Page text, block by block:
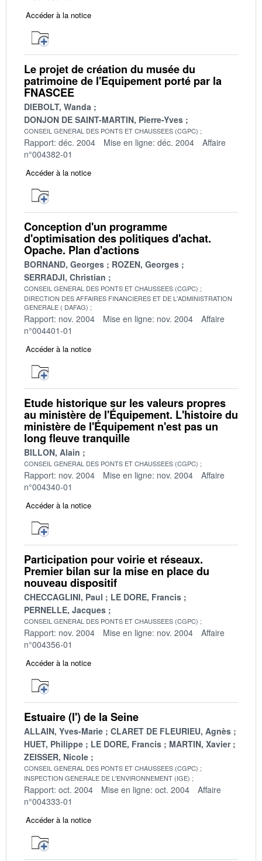
Accéder à la notice
Le projet de création du musée du
patrimoine de l'Equipement porté par la
FNASCEE
DIEBOLT, Wanda
DONJON DE SAINT-MARTIN, Pierre-Yves
CONSEIL GENERAL DES PONTS ET CHAUSSEES (CGPC)
Rapport: déc. 2004 Mise en ligne: déc. 2004
Affaire
n°004382-01
Accéder à la notice
Conception d'un programme
d'optimisation des politiques d'achat.
Opache. Plan d'actions
BORNAND, Georges
ROZEN, Georges
SERRADJI, Christian
CONSEIL GENERAL DES PONTS ET CHAUSSEES (CGPC)
DIRECTION DES AFFAIRES FINANCIERES ET DE L'ADMINISTRATION
GENERALE ( DAFAG)
Rapport: nov. 2004 Mise en ligne: nov. 2004
Affaire
n°004401-01
Accéder à la notice
Etude historique sur les valeurs propres
au ministère de l'Équipement. L'histoire du
ministère de l'Équipement n'est pas un
long fleuve tranquille
BILLON, Alain
CONSEIL GENERAL DES PONTS ET CHAUSSEES (CGPC)
Rapport: nov. 2004 Mise en ligne: nov. 2004
Affaire
n°004340-01
Accéder à la notice
Participation pour voirie et réseaux.
Premier bilan sur la mise en place du
nouveau dispositif
CHECCAGLINI, Paul
LE DORE, Francis
PERNELLE, Jacques
CONSEIL GENERAL DES PONTS ET CHAUSSEES (CGPC)
Rapport: nov. 2004 Mise en ligne: nov. 2004
Affaire
n°004356-01
Accéder à la notice
Estuaire (l') de la Seine
ALLAIN, Yves-Marie
CLARET DE FLEURIEU, Agnès
HUET, Philippe
LE DORE, Francis
MARTIN, Xavier
ZEISSER, Nicole
CONSEIL GENERAL DES PONTS ET CHAUSSEES (CGPC)
INSPECTION GENERALE DE L'ENVIRONNEMENT (IGE)
Rapport: oct. 2004 Mise en ligne: oct. 2004
Affaire
n°004333-01
Accéder à la notice